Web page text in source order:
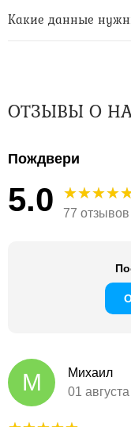
Какие данные
ОТЗЫВЫ О
Пождвери
5.0 77 отзывов
М
Михаил
01 августа